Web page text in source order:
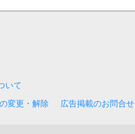
いて
変更・解除 広告掲載のお問合せ